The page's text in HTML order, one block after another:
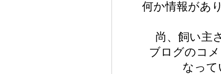
何か情報があ
尚、飼い主
ブログのコ
なっ